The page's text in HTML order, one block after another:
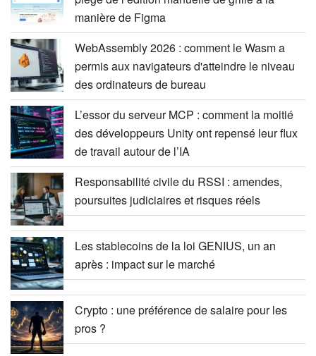
manière de Figma
WebAssembly 2026 : comment le Wasm a
permis aux navigateurs d'atteindre le niveau
des ordinateurs de bureau
L’essor du serveur MCP : comment la moitié
des développeurs Unity ont repensé leur flux
de travail autour de l’IA
Responsabilité civile du RSSI : amendes,
poursuites judiciaires et risques réels
Les stablecoins de la loi GENIUS, un an
après : impact sur le marché
Crypto : une préférence de salaire pour les
pros ?